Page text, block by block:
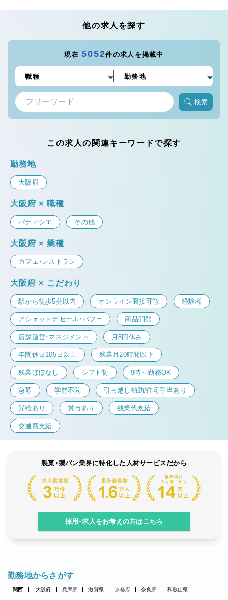
他の求人を探す
現在5052件の求人を掲載中
検索
この求人の関連キーワードで探す
勤務地
大阪府
大阪府 × 職種
パティシエ その他
大阪府 × 業種
カフェ・レストラン
大阪府 × こだわり
駅から徒歩5分以内 オンライン面接可能 経験者
アシェットデセール・パフェ 商品開発
店舗運営・マネジメント 月8回休み
年間休日105日以上 残業月20時間以下
残業ほぼなし シフト制 9時～勤務OK
急募 学歴不問 引っ越し補助/住宅手当あり
昇給あり 賞与あり 残業代支給
交通費支給
製菓・製パン業界に特化した人材サービスだから
採用・求人をお考えの方はこちら
勤務地からさがす
関西 大阪府 兵庫県 滋賀県 京都府 奈良県 和歌山県